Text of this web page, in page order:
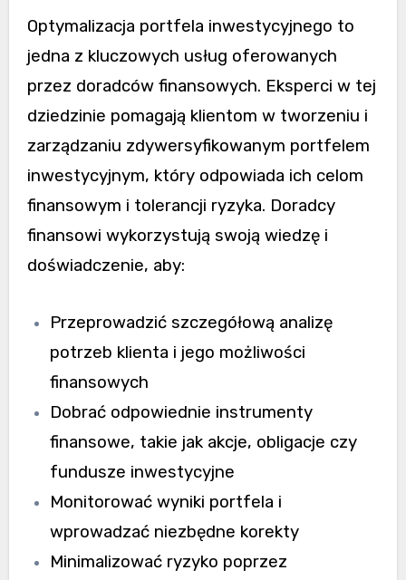
Optymalizacja portfela inwestycyjnego to
jedna z kluczowych usług oferowanych
przez doradców finansowych. Eksperci w tej
dziedzinie pomagają klientom w tworzeniu i
zarządzaniu zdywersyfikowanym portfelem
inwestycyjnym, który odpowiada ich celom
finansowym i tolerancji ryzyka. Doradcy
finansowi wykorzystują swoją wiedzę i
doświadczenie, aby:
Przeprowadzić szczegółową analizę
potrzeb klienta i jego możliwości
finansowych
Dobrać odpowiednie instrumenty
finansowe, takie jak akcje, obligacje czy
fundusze inwestycyjne
Monitorować wyniki portfela i
wprowadzać niezbędne korekty
Minimalizować ryzyko poprzez